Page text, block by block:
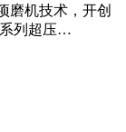
磨机技术，开创
列超压…